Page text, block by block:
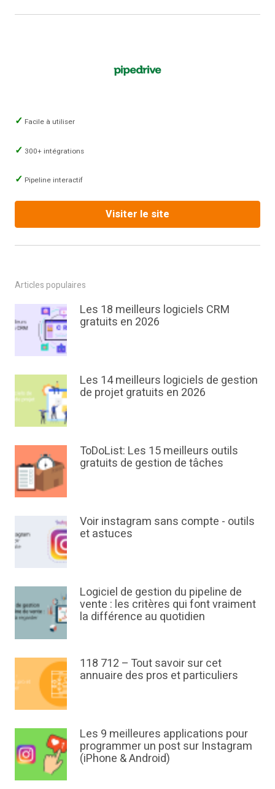
Facile à utiliser
300+ intégrations
Pipeline interactif
Visiter le site
Articles populaires
Les 18 meilleurs logiciels CRM
gratuits en 2026
Les 14 meilleurs logiciels de gestion
de projet gratuits en 2026
ToDoList: Les 15 meilleurs outils
gratuits de gestion de tâches
Voir instagram sans compte - outils
et astuces
Logiciel de gestion du pipeline de
vente : les critères qui font vraiment
la différence au quotidien
118 712 – Tout savoir sur cet
annuaire des pros et particuliers
Les 9 meilleures applications pour
programmer un post sur Instagram
(iPhone & Android)